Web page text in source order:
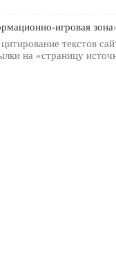
игровая зона
текстов
на «страницу